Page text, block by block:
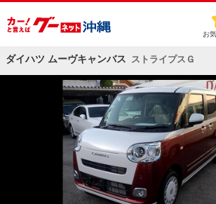
お
ダイハツ ムーヴキャンバス ストライプスＧ